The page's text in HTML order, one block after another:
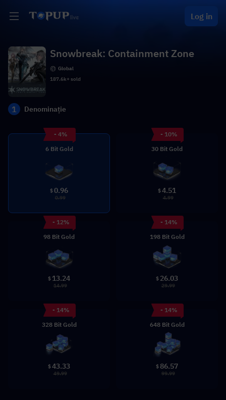
Log in
Snowbreak: Containment Zone
Global
187.6k+ sold
1 Denominație
- 4%
6 Bit Gold
$0.96
0.99
- 10%
30 Bit Gold
$4.51
4.99
- 12%
98 Bit Gold
$ 13.24
14.99
- 14%
198 Bit Gold
$ 26.03
29.99
- 14%
328 Bit Gold
$43.33
49.99
- 14%
648 Bit Gold
$ 86.57
99.99